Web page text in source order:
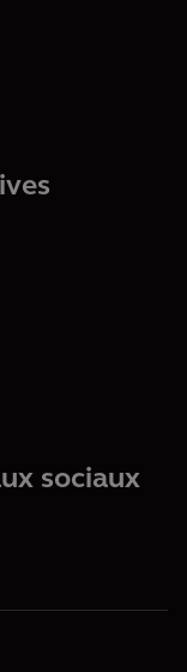
sociaux